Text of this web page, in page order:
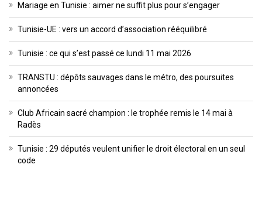
Mariage en Tunisie : aimer ne suffit plus pour s’engager
Tunisie-UE : vers un accord d’association rééquilibré
Tunisie : ce qui s’est passé ce lundi 11 mai 2026
TRANSTU : dépôts sauvages dans le métro, des poursuites
annoncées
Club Africain sacré champion : le trophée remis le 14 mai à
Radès
Tunisie : 29 députés veulent unifier le droit électoral en un seul
code